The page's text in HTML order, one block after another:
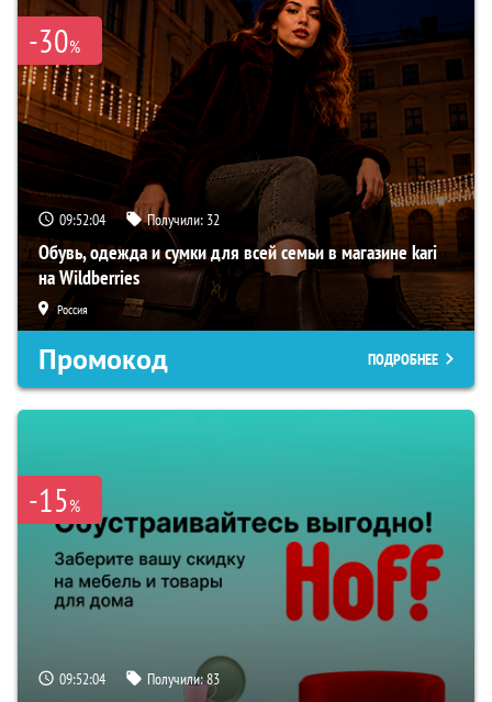
-30%
09:52:03 Получили: 32
Обувь, одежда и сумки для всей семьи в магазине kari
на Wildberries
Россия
Промокод ПОДРОБНЕЕ
-15%
09:52:03 Получили:83